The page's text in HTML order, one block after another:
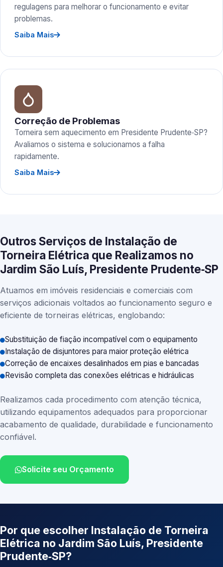
regulagens para melhorar o funcionamento e evitar
problemas.
Saiba Mais
Correção de Problemas
Torneira sem aquecimento em Presidente Prudente‑SP?
Avaliamos o sistema e solucionamos a falha
rapidamente.
Saiba Mais
Outros Serviços de Instalação de
Torneira Elétrica que Realizamos no
Jardim São Luís, Presidente Prudente‑SP
Atuamos em imóveis residenciais e comerciais com
serviços adicionais voltados ao funcionamento seguro e
eficiente de torneiras elétricas, englobando:
Substituição de fiação incompatível com o equipamento
Instalação de disjuntores para maior proteção elétrica
Correção de encaixes desalinhados em pias e bancadas
Revisão completa das conexões elétricas e hidráulicas
Realizamos cada procedimento com atenção técnica,
utilizando equipamentos adequados para proporcionar
acabamento de qualidade, durabilidade e funcionamento
confiável.
Solicite seu Orçamento
Por que escolher Instalação de Torneira
Elétrica no Jardim São Luís, Presidente
Prudente‑SP?